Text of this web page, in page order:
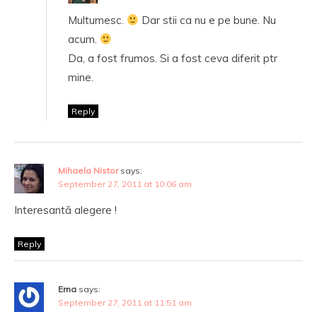
Multumesc.
Dar stii ca nu e pe bune. Nu
acum.
Da, a fost frumos. Si a fost ceva diferit ptr
mine.
Reply
Mihaela Nistor says:
September 27, 2011 at 10:06 am
Interesantă alegere !
Reply
Ema says:
September 27, 2011 at 11:51 am